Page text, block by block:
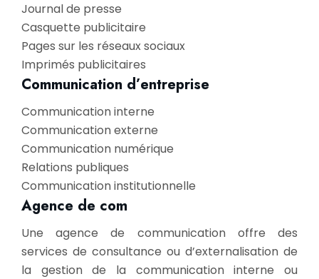
Journal de presse
Casquette publicitaire
Pages sur les réseaux sociaux
Imprimés publicitaires
Communication d’entreprise
Communication interne
Communication externe
Communication numérique
Relations publiques
Communication institutionnelle
Agence de com
Une agence de communication offre des
services de consultance ou d’externalisation de
la gestion de la communication interne ou